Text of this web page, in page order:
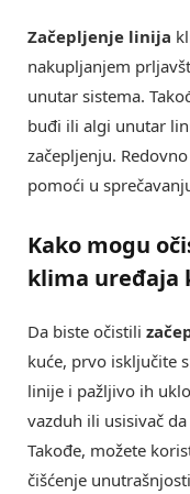
Začepljenje linija
nakupljanjem
unutar sistema.
buđi ili algi unutar
začepljenju.
pomoći u
Kako mogu
klima uređaja
Da biste očistili
kuće, prvo isključite
linije i pažljivo ih
vazduh ili usisivač
Takođe, možete
čišćenje